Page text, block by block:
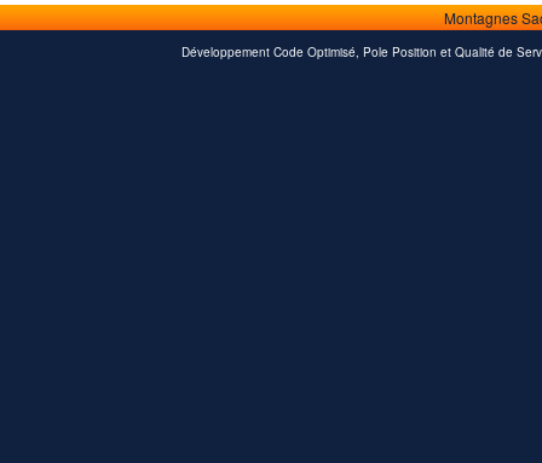
Montagnes
Développement Code Optimisé, Pole Position et Qualité de